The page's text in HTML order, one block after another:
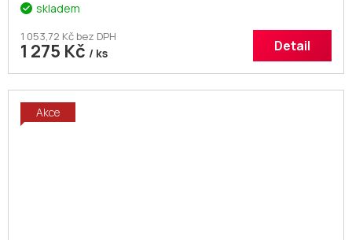
skladem
1 053,72 Kč bez DPH
1 275 Kč / ks Detail
Akce